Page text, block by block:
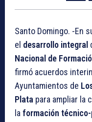
Santo Domingo. -En
el desarrollo integral
Nacional de
firmó acuerdos
Ayuntamientos de
Plata para ampliar la
la formación técnico-